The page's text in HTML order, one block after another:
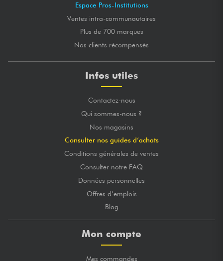
Espace Pros-Institutions
Ventes intra-communautaires
Plus de 700 marques
Nos clients récompensés
Infos utiles
Contactez-nous
Qui sommes-nous ?
Nos magasins
Consulter nos guides d’achats
Conditions générales de ventes
Consulter notre FAQ
Données personnelles
Offres d’emplois
Blog
Mon compte
Mes commandes